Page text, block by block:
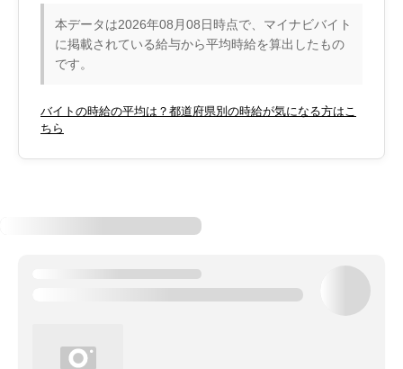
本データは2026年08月08日時点で、マイナビバイト
に掲載されている給与から平均時給を算出したもの
です。
バイトの時給の平均は？都道府県別の時給が気になる方はこ
ちら